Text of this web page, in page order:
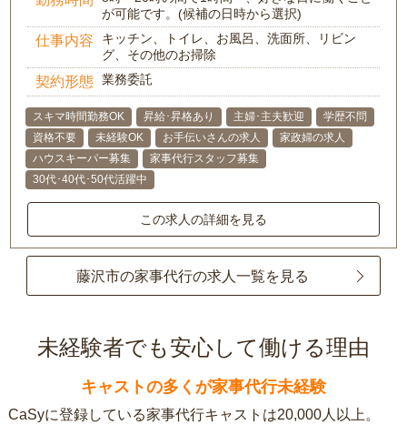
が可能です。(候補の日時から選択)
仕事内容
キッチン、トイレ、お風呂、洗面所、リビン
グ、その他のお掃除
契約形態 業務委託
スキマ時間勤務OK 昇給･昇格あり 主婦･主夫歓迎
学歴不問
資格不要
未経験OK お手伝いさんの求人
家政婦の求人
ハウスキーパー募集
家事代行スタッフ募集
30代･40代･50代活躍中
この求人の詳細を見る
藤沢市の家事代行の求人一覧を見る
未経験者でも安心して働ける理由
キャストの多くが家事代行未経験
CaSyに登録している家事代行キャストは20,000人以上。